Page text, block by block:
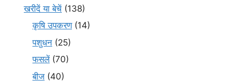
खरीदें या बेचें (138)
कृषि उपकरण(14)
पशुधन (25)
फसलें(70)
बीज (40)